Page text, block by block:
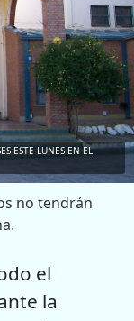
ESTE LUNES EN EL
no tendrán
el
la